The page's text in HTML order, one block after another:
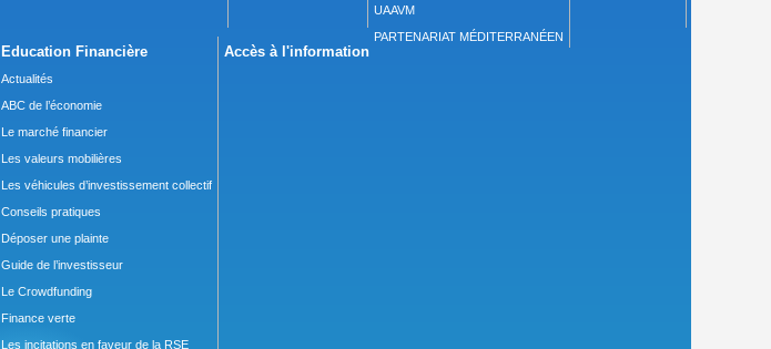
UAAVM
PARTENARIAT MÉDITERRANÉEN
Education Financière
Actualités
ABC de l’économie
Le marché financier
Les valeurs mobilières
Les véhicules d’investissement collectif
Conseils pratiques
Déposer une plainte
Guide de l’investisseur
Le Crowdfunding
Finance verte
Les incitations en faveur de la RSE
Accès à l'information